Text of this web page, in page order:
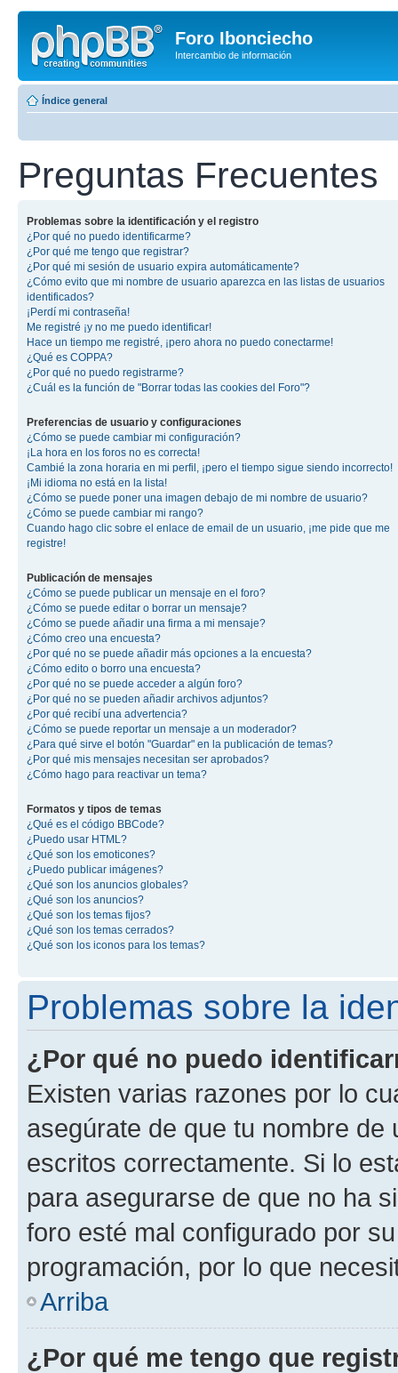
Foro Ibonciecho
Intercambio de información
Índice general
Preguntas Frecuentes
Problemas sobre la identificación y el registro
¿Por qué no puedo identificarme?
¿Por qué me tengo que registrar?
¿Por qué mi sesión de usuario expira automáticamente?
¿Cómo evito que mi nombre de usuario aparezca en las listas de usuarios
identificados?
¡Perdí mi contraseña!
Me registré ¡y no me puedo identificar!
Hace un tiempo me registré, ¡pero ahora no puedo conectarme!
¿Qué es COPPA?
¿Por qué no puedo registrarme?
¿Cuál es la función de "Borrar todas las cookies del Foro"?
Preferencias de usuario y configuraciones
¿Cómo se puede cambiar mi configuración?
¡La hora en los foros no es correcta!
Cambié la zona horaria en mi perfil, ¡pero el tiempo sigue siendo incorrecto!
¡Mi idioma no está en la lista!
¿Cómo se puede poner una imagen debajo de mi nombre de usuario?
¿Cómo se puede cambiar mi rango?
Cuando hago clic sobre el enlace de email de un usuario, ¡me pide que me
registre!
Publicación de mensajes
¿Cómo se puede publicar un mensaje en el foro?
¿Cómo se puede editar o borrar un mensaje?
¿Cómo se puede añadir una firma a mi mensaje?
¿Cómo creo una encuesta?
¿Por qué no se puede añadir más opciones a la encuesta?
¿Cómo edito o borro una encuesta?
¿Por qué no se puede acceder a algún foro?
¿Por qué no se pueden añadir archivos adjuntos?
¿Por qué recibí una advertencia?
¿Cómo se puede reportar un mensaje a un moderador?
¿Para qué sirve el botón "Guardar" en la publicación de temas?
¿Por qué mis mensajes necesitan ser aprobados?
¿Cómo hago para reactivar un tema?
Formatos y tipos de temas
¿Qué es el código BBCode?
¿Puedo usar HTML?
¿Qué son los emoticones?
¿Puedo publicar imágenes?
¿Qué son los anuncios globales?
¿Qué son los anuncios?
¿Qué son los temas fijos?
¿Qué son los temas cerrados?
¿Qué son los iconos para los temas?
Problemas sobre la
¿Por qué no puedo
Existen varias razones por lo
asegúrate de que tu nombre
escritos correctamente. Si lo
para asegurarse de que no ha
foro esté mal configurado por
programación, por lo que
Arriba
¿Por qué me tengo que